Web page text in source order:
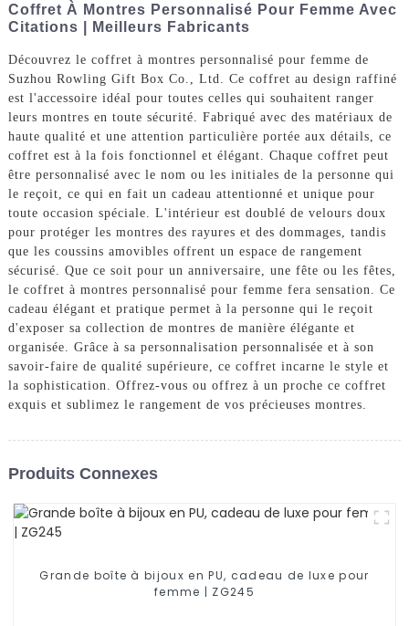
Coffret À Montres Personnalisé Pour Femme Avec
Citations | Meilleurs Fabricants
Découvrez le coffret à montres personnalisé pour femme de
Suzhou Rowling Gift Box Co., Ltd. Ce coffret au design raffiné
est l'accessoire idéal pour toutes celles qui souhaitent ranger
leurs montres en toute sécurité. Fabriqué avec des matériaux de
haute qualité et une attention particulière portée aux détails, ce
coffret est à la fois fonctionnel et élégant. Chaque coffret peut
être personnalisé avec le nom ou les initiales de la personne qui
le reçoit, ce qui en fait un cadeau attentionné et unique pour
toute occasion spéciale. L'intérieur est doublé de velours doux
pour protéger les montres des rayures et des dommages, tandis
que les coussins amovibles offrent un espace de rangement
sécurisé. Que ce soit pour un anniversaire, une fête ou les fêtes,
le coffret à montres personnalisé pour femme fera sensation. Ce
cadeau élégant et pratique permet à la personne qui le reçoit
d'exposer sa collection de montres de manière élégante et
organisée. Grâce à sa personnalisation personnalisée et à son
savoir-faire de qualité supérieure, ce coffret incarne le style et
la sophistication. Offrez-vous ou offrez à un proche ce coffret
exquis et sublimez le rangement de vos précieuses montres.
Produits Connexes
Grande boîte à bijoux en PU, cadeau de luxe pour
femme | ZG245